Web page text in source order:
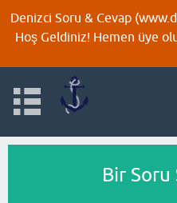
Denizci Soru & Cevap
Hoş Geldiniz! Hemen üye
Bir Soru